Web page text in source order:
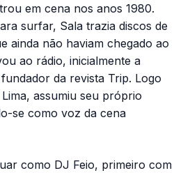
em cena nos anos 1980.
surfar, Sala trazia discos de
ainda não haviam chegado ao
ao rádio, inicialmente a
da revista Trip. Logo
assumiu seu próprio
se como voz da cena
como DJ Feio, primeiro com